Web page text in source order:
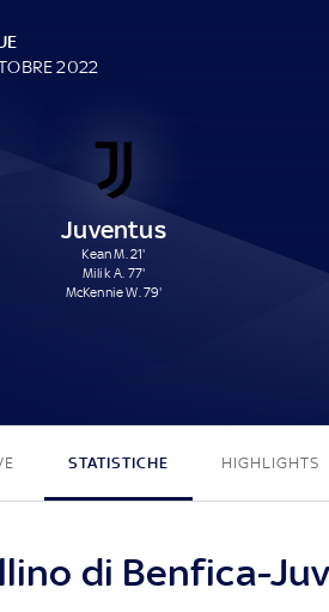
2022
Juventus
Kean M. 21'
Milik A. 77'
McKennie W. 79'
STATISTICHE HIGHLIGHTS
di Benfica-